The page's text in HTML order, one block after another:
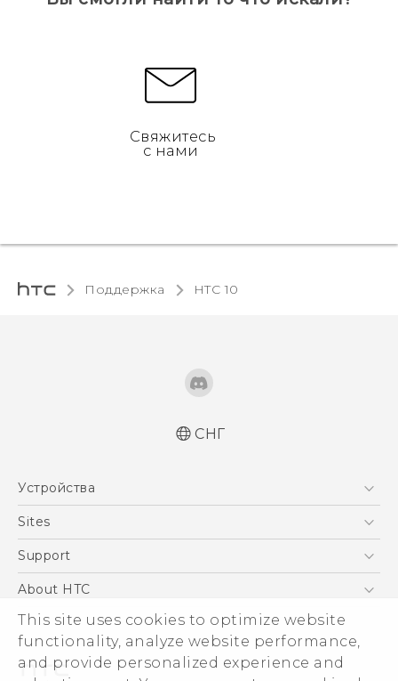
This site uses cookies to optimize website
functionality, analyze website performance,
and provide personalized experience and
Свяжитесь
с нами
Поддержка HTC 10‎
Русский - Руководство пользователя
Русский - Руководство по безопасности и
соответствию стандартам
Қазақ - жұмысты бастау нұсқаулығы
Қазақ - Пайдаланушы нұсқаулығы
ақпараты
English - Quick start guide
English - User manual
СНГ
Устройства
5G
EXODUS
VIVE
Sites
HTC Dev
Support
ПОДДЕРЖКА
About HTC
ESG
Инвестирование
Политика конфиденциальности